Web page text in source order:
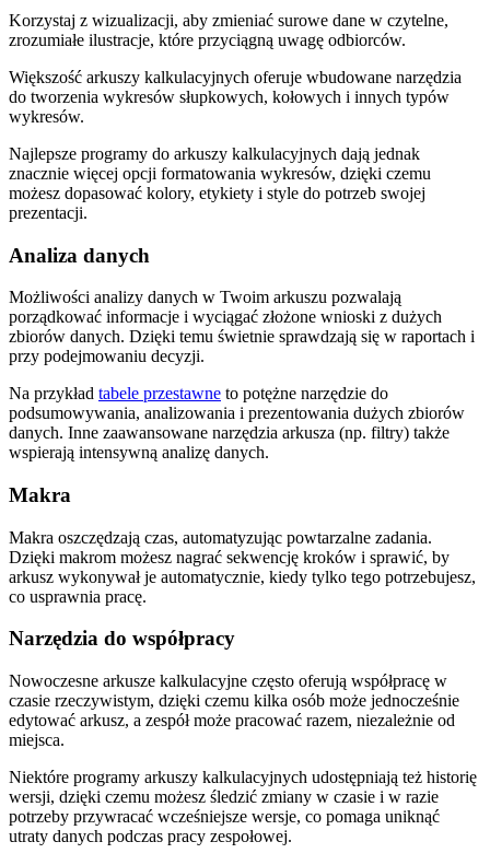
Korzystaj z wizualizacji, aby zmieniać surowe dane w czytelne,
zrozumiałe ilustracje, które przyciągną uwagę odbiorców.
Większość arkuszy kalkulacyjnych oferuje wbudowane narzędzia
do tworzenia wykresów słupkowych, kołowych i innych typów
wykresów.
Najlepsze programy do arkuszy kalkulacyjnych dają jednak
znacznie więcej opcji formatowania wykresów, dzięki czemu
możesz dopasować kolory, etykiety i style do potrzeb swojej
prezentacji.
Analiza danych
Możliwości analizy danych w Twoim arkuszu pozwalają
porządkować informacje i wyciągać złożone wnioski z dużych
zbiorów danych. Dzięki temu świetnie sprawdzają się w raportach i
przy podejmowaniu decyzji.
Na przykład tabele przestawne to potężne narzędzie do
podsumowywania, analizowania i prezentowania dużych zbiorów
danych. Inne zaawansowane narzędzia arkusza (np. filtry) także
wspierają intensywną analizę danych.
Makra
Makra oszczędzają czas, automatyzując powtarzalne zadania.
Dzięki makrom możesz nagrać sekwencję kroków i sprawić, by
arkusz wykonywał je automatycznie, kiedy tylko tego potrzebujesz,
co usprawnia pracę.
Narzędzia do współpracy
Nowoczesne arkusze kalkulacyjne często oferują współpracę w
czasie rzeczywistym, dzięki czemu kilka osób może jednocześnie
edytować arkusz, a zespół może pracować razem, niezależnie od
miejsca.
Niektóre programy arkuszy kalkulacyjnych udostępniają też historię
wersji, dzięki czemu możesz śledzić zmiany w czasie i w razie
potrzeby przywracać wcześniejsze wersje, co pomaga uniknąć
utraty danych podczas pracy zespołowej.